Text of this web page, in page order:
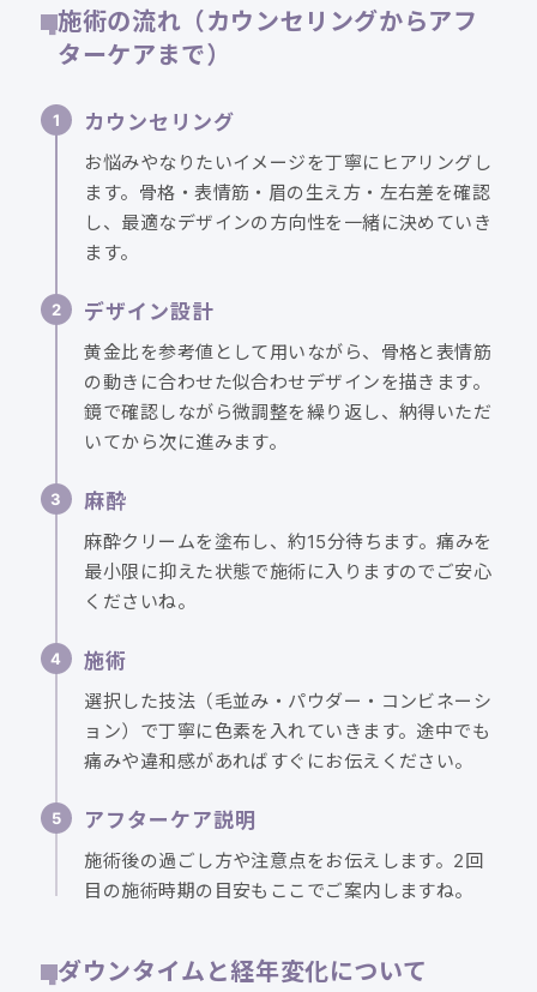
施術の流れ（カウンセリングからアフ
ターケアまで）
カウンセリング
お悩みやなりたいイメージを丁寧にヒアリングし
ます。骨格・表情筋・眉の生え方・左右差を確認
し、最適なデザインの方向性を一緒に決めていき
ます。
デザイン設計
黄金比を参考値として用いながら、骨格と表情筋
の動きに合わせた似合わせデザインを描きます。
鏡で確認しながら微調整を繰り返し、納得いただ
いてから次に進みます。
麻酔
麻酔クリームを塗布し、約15分待ちます。痛みを
最小限に抑えた状態で施術に入りますのでご安心
くださいね。
施術
選択した技法（毛並み・パウダー・コンビネーシ
ョン）で丁寧に色素を入れていきます。途中でも
痛みや違和感があればすぐにお伝えください。
アフターケア説明
施術後の過ごし方や注意点をお伝えします。2回
目の施術時期の目安もここでご案内しますね。
ダウンタイムと経年変化について